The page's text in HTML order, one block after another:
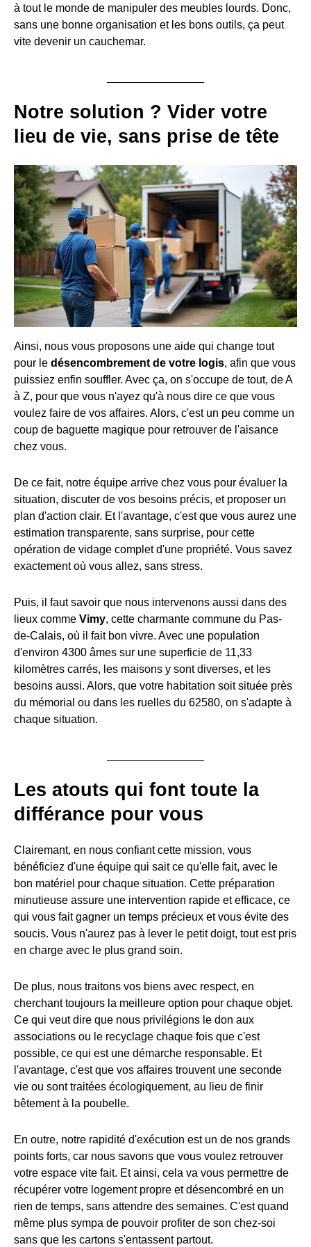
à tout le monde de manipuler des meubles lourds. Donc,
sans une bonne organisation et les bons outils, ça peut
vite devenir un cauchemar.
Notre solution ? Vider votre
lieu de vie, sans prise de tête
Ainsi, nous vous proposons une aide qui change tout
pour le désencombrement de votre logis, afin que vous
puissiez enfin souffler. Avec ça, on s'occupe de tout, de A
à Z, pour que vous n'ayez qu'à nous dire ce que vous
voulez faire de vos affaires. Alors, c'est un peu comme un
coup de baguette magique pour retrouver de l'aisance
chez vous.
De ce fait, notre équipe arrive chez vous pour évaluer la
situation, discuter de vos besoins précis, et proposer un
plan d'action clair. Et l'avantage, c'est que vous aurez une
estimation transparente, sans surprise, pour cette
opération de vidage complet d'une propriété. Vous savez
exactement où vous allez, sans stress.
Puis, il faut savoir que nous intervenons aussi dans des
lieux comme Vimy, cette charmante commune du Pas-
de-Calais, où il fait bon vivre. Avec une population
d'environ 4300 âmes sur une superficie de 11,33
kilomètres carrés, les maisons y sont diverses, et les
besoins aussi. Alors, que votre habitation soit située près
du mémorial ou dans les ruelles du 62580, on s'adapte à
chaque situation.
Les atouts qui font toute la
différance pour vous
Clairemant, en nous confiant cette mission, vous
bénéficiez d'une équipe qui sait ce qu'elle fait, avec le
bon matériel pour chaque situation. Cette préparation
minutieuse assure une intervention rapide et efficace, ce
qui vous fait gagner un temps précieux et vous évite des
soucis. Vous n'aurez pas à lever le petit doigt, tout est pris
en charge avec le plus grand soin.
De plus, nous traitons vos biens avec respect, en
cherchant toujours la meilleure option pour chaque objet.
Ce qui veut dire que nous privilégions le don aux
associations ou le recyclage chaque fois que c'est
possible, ce qui est une démarche responsable. Et
l'avantage, c'est que vos affaires trouvent une seconde
vie ou sont traitées écologiquement, au lieu de finir
bêtement à la poubelle.
En outre, notre rapidité d'exécution est un de nos grands
points forts, car nous savons que vous voulez retrouver
votre espace vite fait. Et ainsi, cela va vous permettre de
récupérer votre logement propre et désencombré en un
rien de temps, sans attendre des semaines. C'est quand
même plus sympa de pouvoir profiter de son chez-soi
sans que les cartons s'entassent partout.